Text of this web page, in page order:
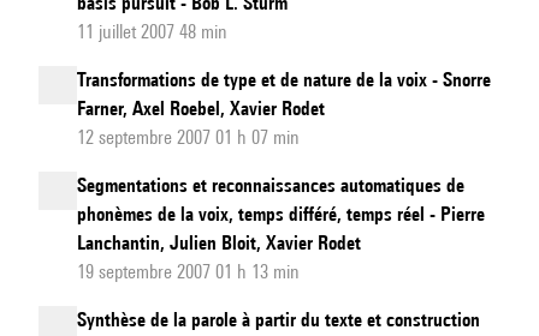
11 juillet 2007 48 min
Transformations de type et de nature de la voix - Snorre
Farner, Axel Roebel, Xavier Rodet
12 septembre 2007 01 h 07 min
Segmentations et reconnaissances automatiques de
phonèmes de la voix, temps différé, temps réel - Pierre
Lanchantin, Julien Bloit, Xavier Rodet
19 septembre 2007 01 h 13 min
Synthèse de la parole à partir du texte et construction